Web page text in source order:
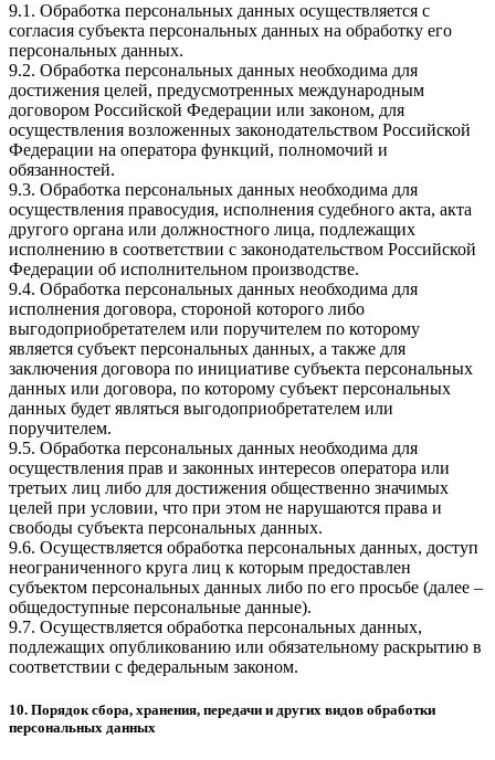
9.1. Обработка персональных данных осуществляется с
согласия субъекта персональных данных на обработку его
персональных данных.
9.2. Обработка персональных данных необходима для
достижения целей, предусмотренных международным
договором Российской Федерации или законом, для
осуществления возложенных законодательством Российской
Федерации на оператора функций, полномочий и
обязанностей.
9.3. Обработка персональных данных необходима для
осуществления правосудия, исполнения судебного акта, акта
другого органа или должностного лица, подлежащих
исполнению в соответствии с законодательством Российской
Федерации об исполнительном производстве.
9.4. Обработка персональных данных необходима для
исполнения договора, стороной которого либо
выгодоприобретателем или поручителем по которому
является субъект персональных данных, а также для
заключения договора по инициативе субъекта персональных
данных или договора, по которому субъект персональных
данных будет являться выгодоприобретателем или
поручителем.
9.5. Обработка персональных данных необходима для
осуществления прав и законных интересов оператора или
третьих лиц либо для достижения общественно значимых
целей при условии, что при этом не нарушаются права и
свободы субъекта персональных данных.
9.6. Осуществляется обработка персональных данных, доступ
неограниченного круга лиц к которым предоставлен
субъектом персональных данных либо по его просьбе (далее –
общедоступные персональные данные).
9.7. Осуществляется обработка персональных данных,
подлежащих опубликованию или обязательному раскрытию в
соответствии с федеральным законом.
10. Порядок сбора, хранения, передачи и других видов обработки
персональных данных